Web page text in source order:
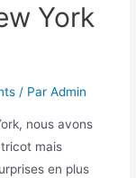
York
/ ParAdmin
nous avons
mais
en plus